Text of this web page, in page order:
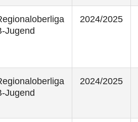
Jugend
2024/2025
Jugend
2024/2025